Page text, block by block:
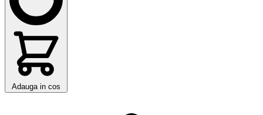
Adauga in cos